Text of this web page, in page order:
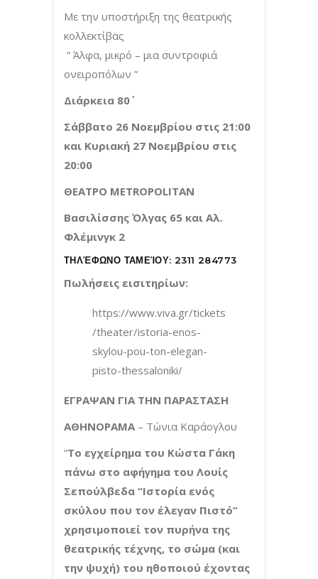
Με την υποστήριξη της θεατρικής
κολλεκτίβας
“ Άλφα, μικρό – μια συντροφιά
ονειροπόλων ”
Διάρκεια 80΄
Σάββατο 26 Νοεμβρίου στις 21:00
και Κυριακή 27 Νοεμβρίου στις
20:00
ΘΕΑΤΡΟ METROPOLITAN
Βασιλίσσης Όλγας 65 και Αλ.
Φλέμινγκ 2
ΤΗΛΈΦΩΝΟ ΤΑΜΕΊΟΥ: 2311 284773
Πωλήσεις εισιτηρίων:
https://www.viva.gr/tickets
/theater/istoria-enos-
skylou-pou-ton-elegan-
pisto-thessaloniki/
ΕΓΡΑΨΑΝ ΓΙΑ ΤΗΝ ΠΑΡΑΣΤΑΣΗ
ΑΘΗΝΟΡΑΜΑ – Τώνια Καράογλου
“Το εγχείρημα του Κώστα Γάκη
πάνω στο αφήγημα του Λουίς
Σεπούλβεδα “Ιστορία ενός
σκύλου που τον έλεγαν Πιστό”
χρησιμοποιεί τον πυρήνα της
θεατρικής τέχνης, το σώμα (και
την ψυχή) του ηθοποιού έχοντας